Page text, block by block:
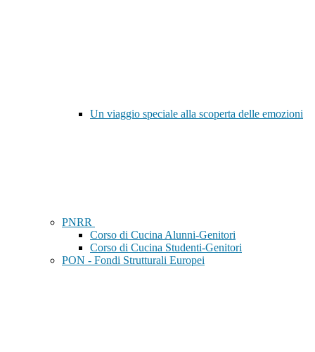
Un viaggio speciale alla scoperta delle emozioni
PNRR
Corso di Cucina Alunni-Genitori
Corso di Cucina Studenti-Genitori
PON - Fondi Strutturali Europei